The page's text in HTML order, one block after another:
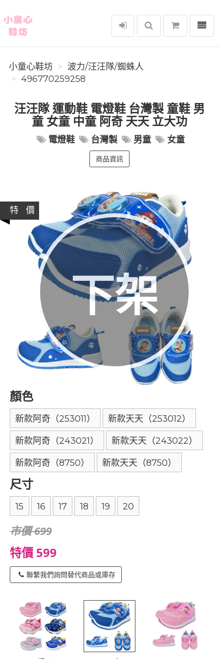
小童心鞋坊
選單
小童心鞋坊
波力/汪汪隊/蜘蛛人
496770259258
汪汪隊 運動鞋 電燈鞋 台灣製 童鞋 男
童 女童 中童 阿奇 天天 立大功
電燈鞋 台灣製 男童 女童
商品資訊
下架
特 價
顏色
新款阿奇（253011） 新款天天（253012）
新款阿奇（243021） 新款天天（243022）
新款阿奇（8750） 新款天天（8750）
尺寸
15 16 17 18 19 20
市價 699
特價 599
聯繫我們詢問替代商品或庫存